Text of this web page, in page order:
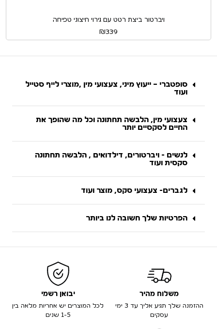
ויברטור ביצת רטט עם גירוי חיצוני טפיחה
₪339
סופטברי – ייעוץ מיני, צעצועי מין ,מוצרי לייף סטייל
ועוד
צעצועי מין, הלבשה תחתונה וכל מה שהופך את
החיים לסקסיים יותר
לנשים - ויברטורים, דילדואים , הלבשה תחתונה
סקסית ועוד
לגברים- צעצועי סקס, מוצר ועוד
הפרטיות שלך חשובה לנו ביותר
משלוח מהיר
ההזמנה שלך תגיע אליך עד 3 ימי
עסקים
יבואן רשמי
לכל המוצרים יש אחריות מלאה בין
1-5 שנים